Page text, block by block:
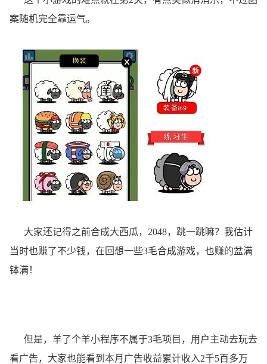
案随机完全靠运气。
大家还记得之前合成大西瓜，2048，跳一跳嘛？我估计
当时也赚了不少钱，在回想一些3毛合成游戏，也赚的盆满
钵满！
但是，羊了个羊小程序不属于3毛项目，用户主动去玩去
看广告，大家也能看到本月广告收益累计收入2千5百多万